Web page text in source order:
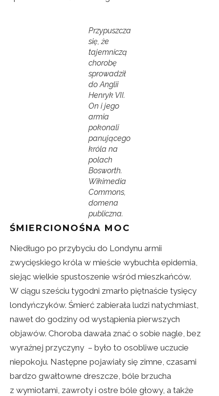
Przypuszcza
się, że
tajemniczą
chorobę
sprowadził
do Anglii
Henryk VII.
On i jego
armia
pokonali
panującego
króla na
polach
Bosworth.
Wikimedia
Commons,
domena
publiczna.
ŚMIERCIONOŚNA MOC
Niedługo po przybyciu do Londynu armii
zwycięskiego króla w mieście wybuchła epidemia,
siejąc wielkie spustoszenie wśród mieszkańców.
W ciągu sześciu tygodni zmarło piętnaście tysięcy
londyńczyków. Śmierć zabierała ludzi natychmiast,
nawet do godziny od wystąpienia pierwszych
objawów. Choroba dawała znać o sobie nagle, bez
wyraźnej przyczyny – było to osobliwe uczucie
niepokoju. Następne pojawiały się zimne, czasami
bardzo gwałtowne dreszcze, bóle brzucha
z wymiotami, zawroty i ostre bóle głowy, a także